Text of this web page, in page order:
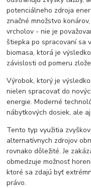
potenciálneho zdroja
značné množstvo
vrcholov - nie je
štiepka po spracovaní sa
biomasa, ktorá je
závislosti od pomeru
Výrobok, ktorý je
nielen spracovať do
energie. Moderné
nábytkových dosiek, ale
Tento typ využitia
alternatívnych zdrojov
rovnako dôležité. Je
obmedzuje možnosť
ktoré sa zdajú byť
právo.